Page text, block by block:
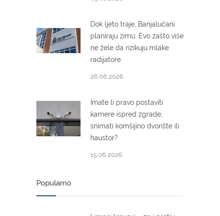
Dok ljeto traje, Banjalučani
planiraju zimu: Evo zašto više
ne žele da rizikuju mlake
radijatore
26.06.2026.
Imate li pravo postaviti
kamere ispred zgrade,
snimati komšijino dvorište ili
haustor?
15.06.2026.
Popularno